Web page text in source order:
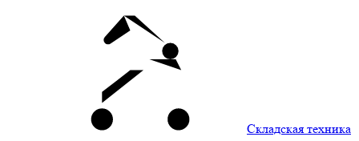
Складская техника